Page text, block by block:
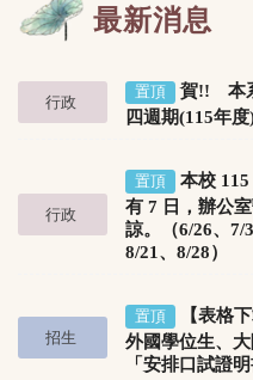
最新消息
行政
置頂
賀!! 本
四週期(115年
行政
置頂
本校
有 7 日，辦公
諒。（6/26、7/
8/21、8/28）
招生
置頂
【表格
外國學位生、
「安排口試證明